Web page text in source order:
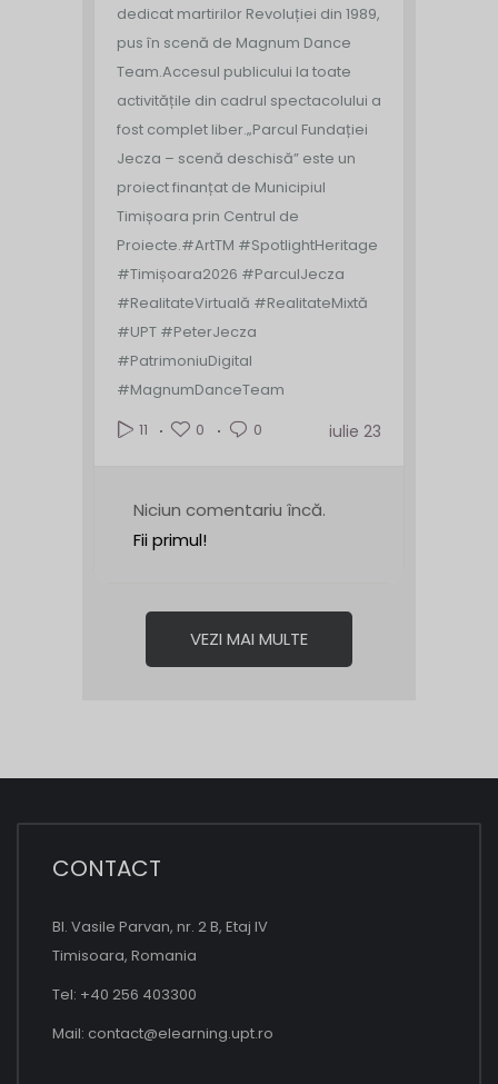
dedicat martirilor Revoluției din 1989,
pus în scenă de Magnum Dance
Team.Accesul publicului la toate
activitățile din cadrul spectacolului a
fost complet liber.„Parcul Fundației
Jecza – scenă deschisă” este un
proiect finanțat de Municipiul
Timișoara prin Centrul de
Proiecte.#ArtTM #SpotlightHeritage
#Timișoara2026 #ParculJecza
#RealitateVirtuală #RealitateMixtă
#UPT #PeterJecza
#PatrimoniuDigital
#MagnumDanceTeam
11
0 0 iulie 23
Niciun comentariu încă.
Fii primul!
VEZI MAI MULTE
CONTACT
Bl. Vasile Parvan, nr. 2 B, Etaj IV
Timisoara, Romania
Tel: +40 256 403300
Mail: contact@elearning.upt.ro